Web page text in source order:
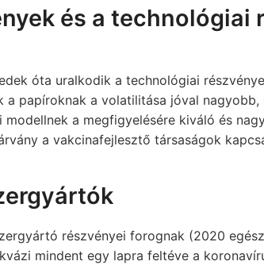
és a technológiai
óta uralkodik a technológiai
papíroknak a volatilitása jóval
a megfigyelésére kiváló és
a vakcinafejlesztő társaságok
részvényei forognak (2020
mindent egy lapra feltéve a